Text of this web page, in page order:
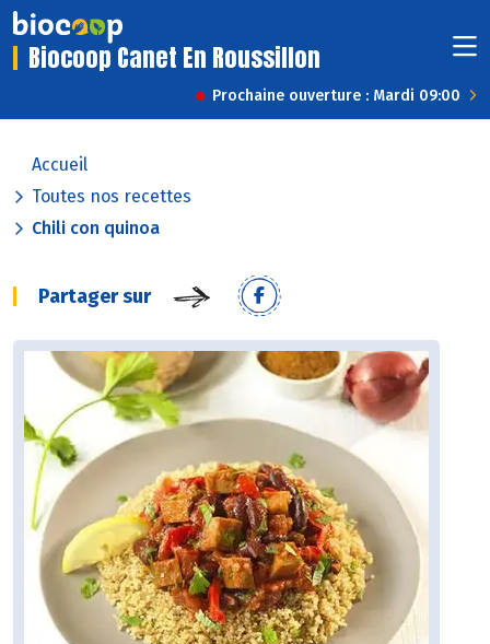
Biocoop Canet En Roussillon
Prochaine ouverture : Mardi 09:00
Accueil
Toutes nos recettes
Chili con quinoa
Partager sur